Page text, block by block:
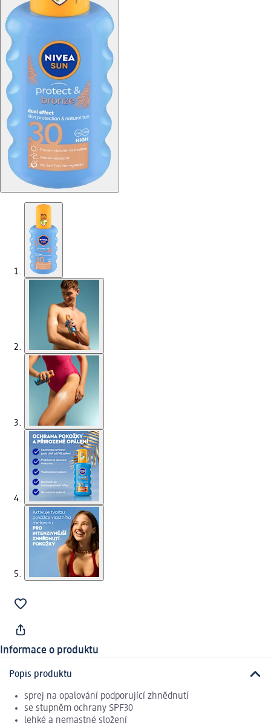
Informace o produktu
Popis produktu
sprej na opalování podporující zhnědnutí
se stupněm ochrany SPF30
lehké a nemastné složení